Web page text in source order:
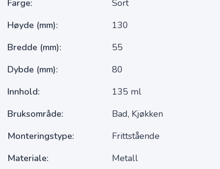
Farge
Sort
Høyde (mm)
130
Bredde (mm)
55
Dybde (mm)
80
Innhold
135 ml
Bruksområde
Bad, Kjøkken
Monteringstype
Frittstående
Materiale
Metall